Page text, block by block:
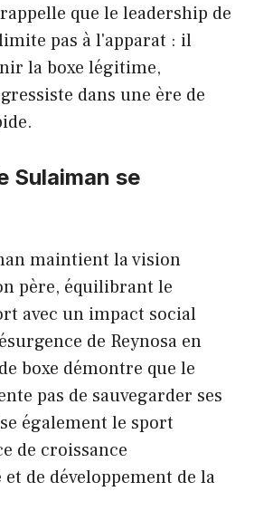
que le leadership de
pas à l'apparat : il
la boxe légitime,
dans une ère de
Sulaiman se
maintient la vision
père, équilibrant le
avec un impact social
de Reynosa en
boxe démontre que le
pas de sauvegarder ses
également le sport
de croissance
de développement de la